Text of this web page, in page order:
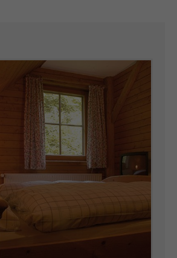
sit amet, consectetuer adipiscing
ligula eget dolor. Aenean massa.
penatibus et magnis dis parturient
ridiculus mus. Donec quam felis,